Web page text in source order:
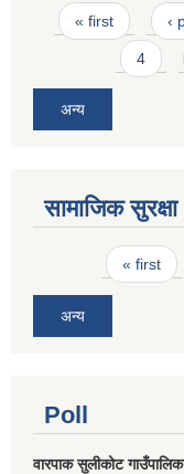
Pages
« first ‹
4
अन्य
सामाजिक सुरक्षा
Pages« first
अन्य
Poll
वारपाक सुलीकोट